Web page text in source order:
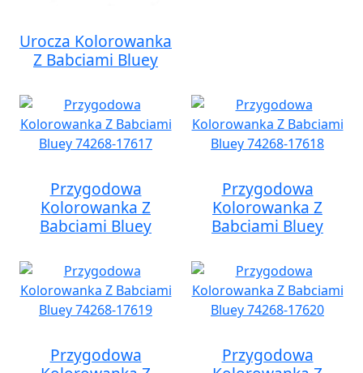
Urocza Kolorowanka
Z Babciami Bluey
Przygodowa
Kolorowanka Z
Babciami Bluey
Przygodowa
Kolorowanka Z
Babciami Bluey
Przygodowa
Przygodowa